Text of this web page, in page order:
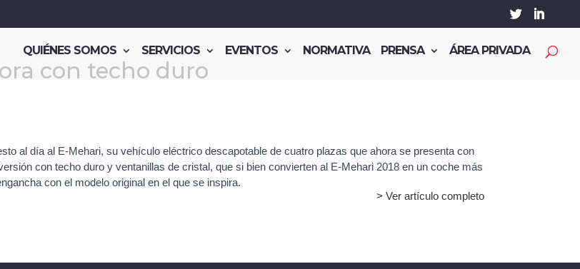
QUIÉNES SOMOS SERVICIOS EVENTOS NORMATIVA PRENSA ÁREA PRIVADA
con techo duro
al día al E-Mehari, su vehículo eléctrico descapotable de cuatro plazas que ahora se presenta con
con techo duro y ventanillas de cristal, que si bien convierten al E-Mehari 2018 en un coche más
con el modelo original en el que se inspira.
> Ver artículo completo